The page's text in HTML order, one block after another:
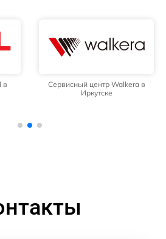
в
Сервисный центр Walkera в
Иркутске